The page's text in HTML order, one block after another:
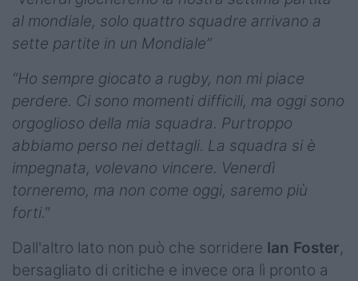
al mondiale, solo quattro squadre arrivano a
sette partite in un Mondiale”
“Ho sempre giocato a rugby, non mi piace
perdere. Ci sono momenti difficili, ma oggi sono
orgoglioso della mia squadra. Purtroppo
abbiamo perso nei dettagli. La squadra si è
impegnata, volevano vincere. Venerdì
torneremo, ma non come oggi, saremo più
forti."
Dall'altro lato non può che sorridere Ian Foster,
bersagliato di critiche e invece ora lì pronto a